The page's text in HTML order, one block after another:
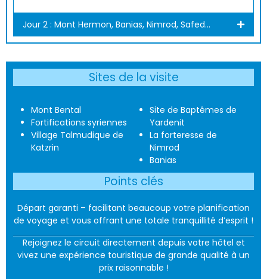
Jour 2 : Mont Hermon, Banias, Nimrod, Safed...
Sites de la visite
Mont Bental
Fortifications syriennes
Village Talmudique de
Katzrin
Site de Baptêmes de
Yardenit
La forteresse de
Nimrod
Banias
Points clés
Départ garanti – facilitant beaucoup votre planification
de voyage et vous offrant une totale tranquillité d’esprit !
Rejoignez le circuit directement depuis votre hôtel et
vivez une expérience touristique de grande qualité à un
prix raisonnable !